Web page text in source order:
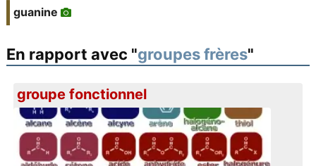
guanine
En rapport avec "groupes frères"
groupe fonctionnel